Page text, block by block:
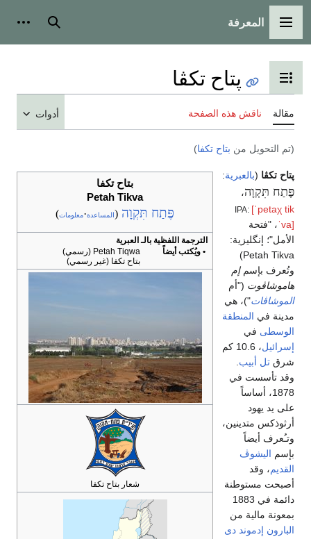
القائمة الرئيسية
المعرفة بحث
تبديل عرض جدول المحتويات
پتاح تكڤا
مقالة ناقش هذه الصفحة أدوات
(تم التحويل من بتاح تكفا)
بتاح تكفا
Petah Tikva
פֶּתַח תִּקְוָה (المساعدة·معلومات)
الترجمة اللفظية بالـ العبرية
• ويُكتب أيضاً
Petah Tiqwa (رسمي)
بتاح تكفا (غير رسمي)
شعار بتاح تكفا
پتاح تكڤا (بالعبرية:
פֶּתַח תִּקְוָה‎،
IPA: [ˈpetaχ tik
ˈva]، "فتحة
الأمل"؛ إنگليزية:
Petah Tikva
)
وتُعرف بإسمإم
هاموشاڤوت ("أم
الموشاڤات")، هي
مدينة في المنطقة
الوسطى في
إسرائيل
، 10.6 كم
شرق تل أبيب
وقد تأسست في
1878، أساساً
على يد يهود
أرثوذكس متدينين،
وتـُعرف أيضاً
بإسم اليشوڤ
القديم، وقد
أصبحت مستوطنة
دائمة في 1883
بمعونة مالية من
البارون إدموند دى